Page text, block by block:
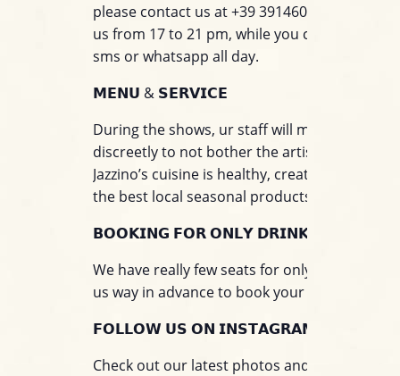
please contact us at +39 3914603924. You
us from 17 to 21 pm, while you can write to
sms or whatsapp all day.
𝗠𝗘𝗡𝗨 & 𝗦𝗘𝗥𝗩𝗜𝗖𝗘
During the shows, ur staff will move around
discreetly to not bother the artists on stage.
Jazzino’s cuisine is healthy, creative and
the best local seasonal products.
𝗕𝗢𝗢𝗞𝗜𝗡𝗚 𝗙𝗢𝗥 𝗢𝗡𝗟𝗬 𝗗𝗥𝗜𝗡𝗞
We have really few seats for only drinks.
us way in advance to book your seat only for
𝗙𝗢𝗟𝗟𝗢𝗪 𝗨𝗦 𝗢𝗡 𝗜𝗡𝗦𝗧𝗔𝗚𝗥𝗔𝗠!
Check out our latest photos and tag us on